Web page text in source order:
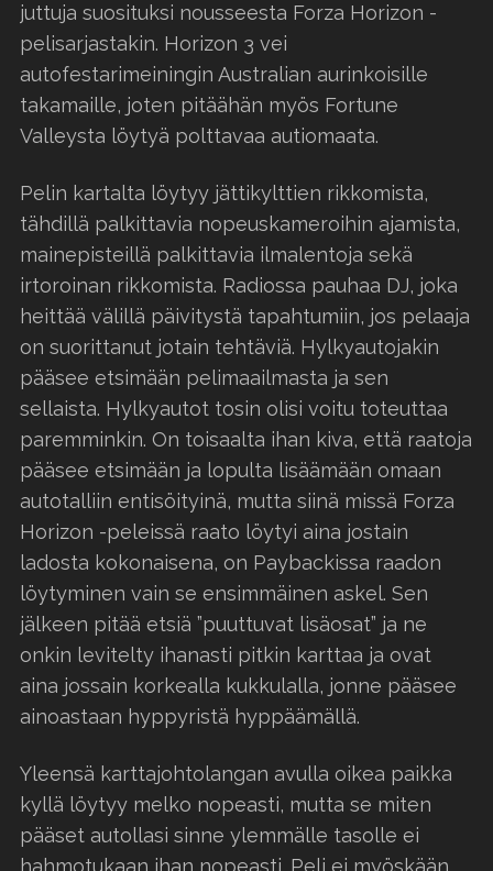
juttuja suosituksi nousseesta Forza Horizon -
pelisarjastakin. Horizon 3 vei
autofestarimeiningin Australian aurinkoisille
takamaille, joten pitäähän myös Fortune
Valleysta löytyä polttavaa autiomaata.
Pelin kartalta löytyy jättikylttien rikkomista,
tähdillä palkittavia nopeuskameroihin ajamista,
mainepisteillä palkittavia ilmalentoja sekä
irtoroinan rikkomista. Radiossa pauhaa DJ, joka
heittää välillä päivitystä tapahtumiin, jos pelaaja
on suorittanut jotain tehtäviä. Hylkyautojakin
pääsee etsimään pelimaailmasta ja sen
sellaista. Hylkyautot tosin olisi voitu toteuttaa
paremminkin. On toisaalta ihan kiva, että raatoja
pääsee etsimään ja lopulta lisäämään omaan
autotalliin entisöityinä, mutta siinä missä Forza
Horizon -peleissä raato löytyi aina jostain
ladosta kokonaisena, on Paybackissa raadon
löytyminen vain se ensimmäinen askel. Sen
jälkeen pitää etsiä ”puuttuvat lisäosat” ja ne
onkin levitelty ihanasti pitkin karttaa ja ovat
aina jossain korkealla kukkulalla, jonne pääsee
ainoastaan hyppyristä hyppäämällä.
Yleensä karttajohtolangan avulla oikea paikka
kyllä löytyy melko nopeasti, mutta se miten
pääset autollasi sinne ylemmälle tasolle ei